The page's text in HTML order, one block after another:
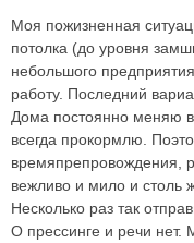
Моя пожизненная
потолка (до уровня
небольшого
работу. Последний
Дома постоянно меняю
всегда прокормлю.
времяпрепровождения,
вежливо и мило и столь
Несколько раз так
О прессинге и речи